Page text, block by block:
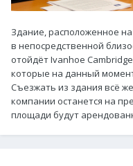
Здание, расположенное
в непосредственной
отойдёт Ivanhoe
которые на данный
Съезжать из здания всё
компании останется на
площади будут